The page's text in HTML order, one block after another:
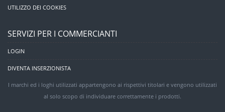
UTILIZZO DEI COOKIES
SERVIZI PER I COMMERCIANTI
LOGIN
DIVENTA INSERZIONISTA
I marchi ed i loghi utilizzati appartengono ai rispettivi titolari e vengono utilizzati
al solo scopo di individuare correttamente i prodotti.